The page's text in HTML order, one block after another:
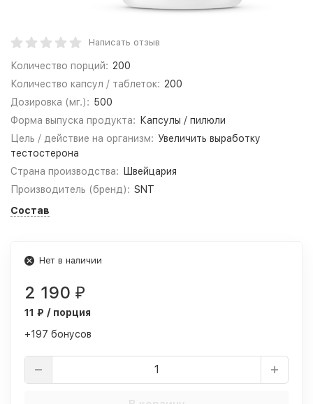
Написать отзыв
Количество порций: 200
Количество капсул / таблеток: 200
Дозировка (мг.): 500
Форма выпуска продукта:
Капсулы / пилюли
Цель / действие на организм: Увеличить выработку
тестостерона
Страна производства:
Швейцария
Производитель (бренд): SNT
Состав
Нет в наличии
2 190 ₽
11 ₽ / порция
+197 бонусов